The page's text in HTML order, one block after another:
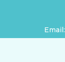
Email: